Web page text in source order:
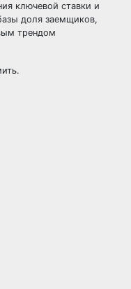
ключевой ставки и
доля заемщиков,
трендом